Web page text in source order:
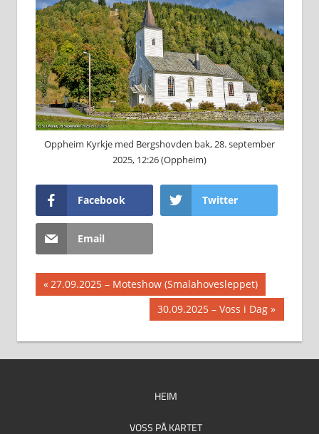
Oppheim Kyrkje med Bergshovden bak, 28. september
2025, 12:26 (Oppheim)
Facebook Twitter
Email
Innleggsnavigasjon
Previous
Post:
27.09.2025 – Moteshow (Smalahovesleppet)
Next
30.09.2025 – Voss i Dag
HEIM
VOSS PÅ KARTET